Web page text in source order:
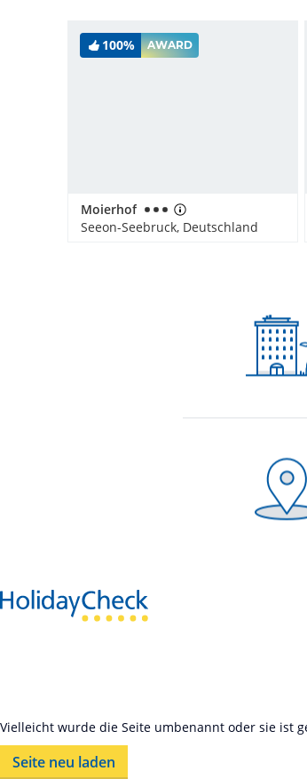
100% AWARD
Moierhof
Seeon-Seebruck, Deutschland
Vielleicht wurde die Seite umbenannt oder sie ist
Seite neu laden